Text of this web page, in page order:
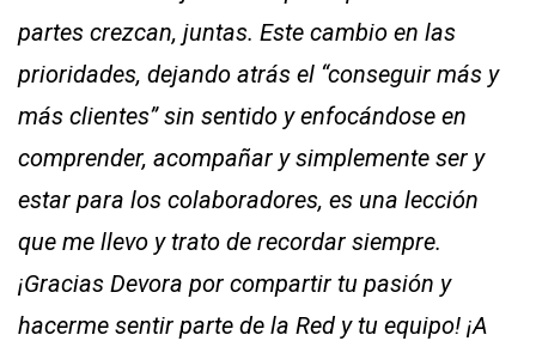
partes crezcan, juntas. Este cambio en las
prioridades, dejando atrás el “conseguir más y
más clientes” sin sentido y enfocándose en
comprender, acompañar y simplemente ser y
estar para los colaboradores, es una lección
que me llevo y trato de recordar siempre.
¡Gracias Devora por compartir tu pasión y
hacerme sentir parte de la Red y tu equipo! ¡A